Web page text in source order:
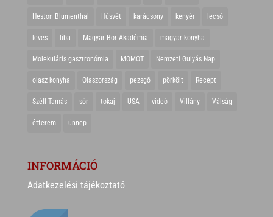
Heston Blumenthal Húsvét karácsony kenyér lecsó
leves liba Magyar Bor Akadémia magyar konyha
Molekuláris gasztronómia MOMOT Nemzeti Gulyás Nap
olasz konyha Olaszország pezsgő pörkölt Recept
Széll Tamás sör tokaj USA videó Villány Válság
étterem ünnep
INFORMÁCIÓ
Adatkezelési tájékoztató